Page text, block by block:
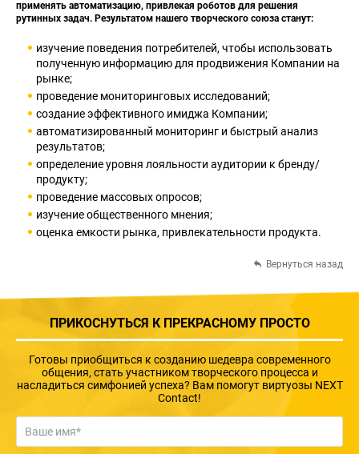
применять автоматизацию, привлекая роботов для решения
рутинных задач. Результатом нашего творческого союза станут:
изучение поведения потребителей, чтобы использовать
полученную информацию для продвижения Компании на
рынке;
проведение мониторинговых исследований;
создание эффективного имиджа Компании;
автоматизированный мониторинг и быстрый анализ
результатов;
определение уровня лояльности аудитории к бренду/
продукту;
проведение массовых опросов;
изучение общественного мнения;
оценка емкости рынка, привлекательности продукта.
Вернуться назад
ПРИКОСНУТЬСЯ К ПРЕКРАСНОМУ ПРОСТО
Готовы приобщиться к созданию шедевра современного
общения, стать участником творческого процесса и
насладиться симфонией успеха? Вам помогут виртуозы NEXT
Contact!